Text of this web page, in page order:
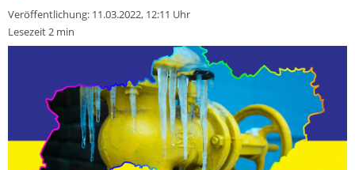
Veröffentlichung: 11.03.2022, 12:11 Uhr
Lesezeit 2 min